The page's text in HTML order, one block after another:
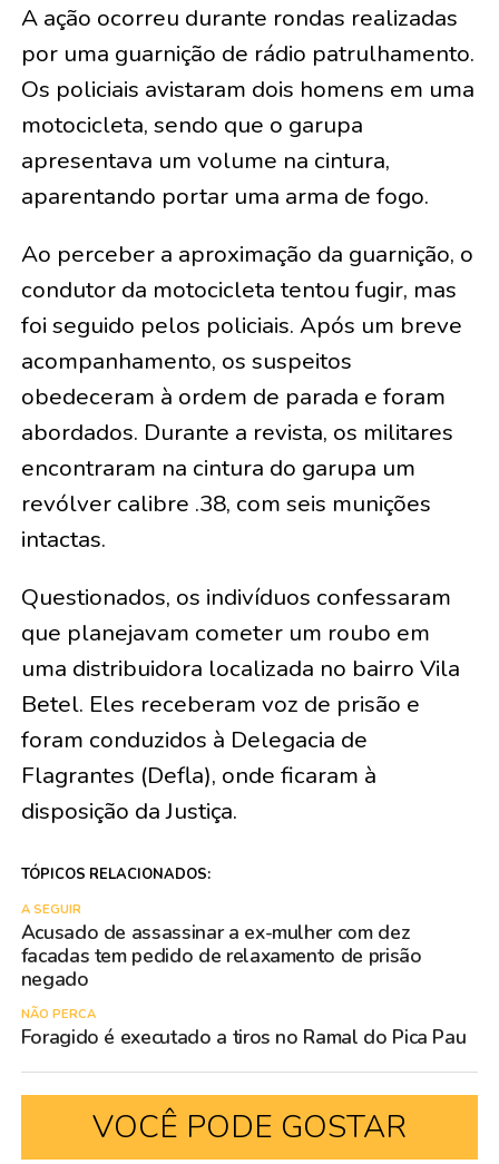
A ação ocorreu durante rondas realizadas
por uma guarnição de rádio patrulhamento.
Os policiais avistaram dois homens em uma
motocicleta, sendo que o garupa
apresentava um volume na cintura,
aparentando portar uma arma de fogo.
Ao perceber a aproximação da guarnição, o
condutor da motocicleta tentou fugir, mas
foi seguido pelos policiais. Após um breve
acompanhamento, os suspeitos
obedeceram à ordem de parada e foram
abordados. Durante a revista, os militares
encontraram na cintura do garupa um
revólver calibre .38, com seis munições
intactas.
Questionados, os indivíduos confessaram
que planejavam cometer um roubo em
uma distribuidora localizada no bairro Vila
Betel. Eles receberam voz de prisão e
foram conduzidos à Delegacia de
Flagrantes (Defla), onde ficaram à
disposição da Justiça.
TÓPICOS RELACIONADOS:
A SEGUIR
Acusado de assassinar a ex-mulher com dez
facadas tem pedido de relaxamento de prisão
negado
NÃO PERCA
Foragido é executado a tiros no Ramal do Pica Pau
VOCÊ PODE GOSTAR